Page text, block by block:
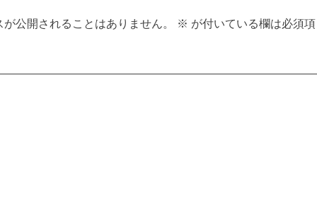
公開されることはありません。 ※ が付いている欄は必須